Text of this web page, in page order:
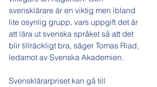
svensklärare är en viktig men ibland
lite osynlig grupp, vars uppgift det är
att lära ut svenska språket så att det
blir tillräckligt bra, säger Tomas Riad,
ledamot av Svenska Akademien.
Svensklärarpriset kan gå till